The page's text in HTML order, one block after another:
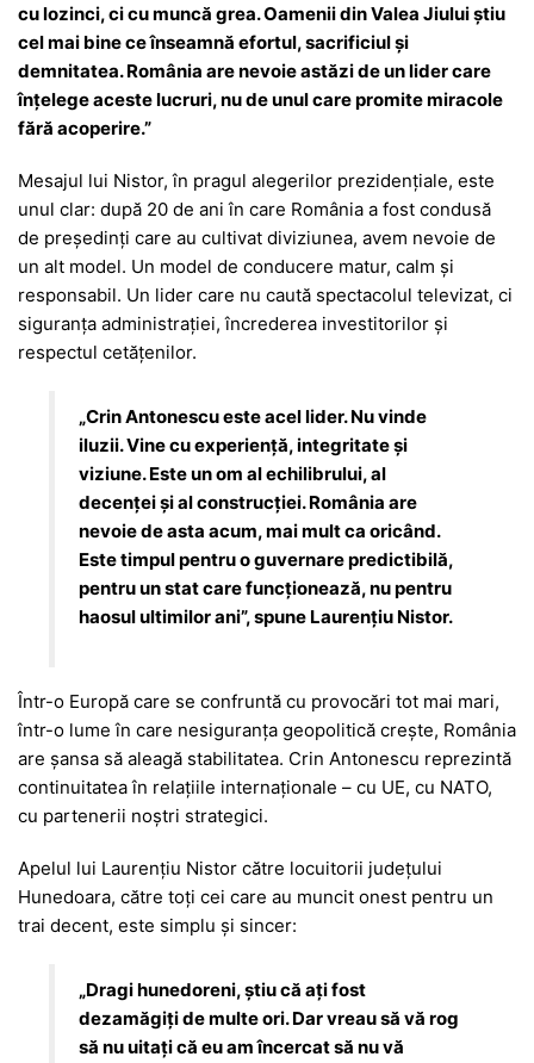
cu lozinci, ci cu muncă grea. Oamenii din Valea Jiului știu
cel mai bine ce înseamnă efortul, sacrificiul și
demnitatea. România are nevoie astăzi de un lider care
înțelege aceste lucruri, nu de unul care promite miracole
fără acoperire.”
Mesajul lui Nistor, în pragul alegerilor prezidențiale, este
unul clar: după 20 de ani în care România a fost condusă
de președinți care au cultivat diviziunea, avem nevoie de
un alt model. Un model de conducere matur, calm și
responsabil. Un lider care nu caută spectacolul televizat, ci
siguranța administrației, încrederea investitorilor și
respectul cetățenilor.
„Crin Antonescu este acel lider. Nu vinde
iluzii. Vine cu experiență, integritate și
viziune. Este un om al echilibrului, al
decenței și al construcției. România are
nevoie de asta acum, mai mult ca oricând.
Este timpul pentru o guvernare predictibilă,
pentru un stat care funcționează, nu pentru
haosul ultimilor ani”, spune Laurențiu Nistor.
Într-o Europă care se confruntă cu provocări tot mai mari,
într-o lume în care nesiguranța geopolitică crește, România
are șansa să aleagă stabilitatea. Crin Antonescu reprezintă
continuitatea în relațiile internaționale – cu UE, cu NATO,
cu partenerii noștri strategici.
Apelul lui Laurențiu Nistor către locuitorii județului
Hunedoara, către toți cei care au muncit onest pentru un
trai decent, este simplu și sincer:
„Dragi hunedoreni, știu că ați fost
dezamăgiți de multe ori. Dar vreau să vă rog
să nu uitați că eu am încercat să nu vă